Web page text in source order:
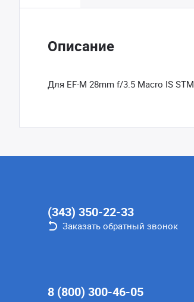
Описание
Для EF-M 28mm f/3.5 Macro IS STM
(343) 350-22-33
Заказать обратный звонок
8 (800) 300-46-05